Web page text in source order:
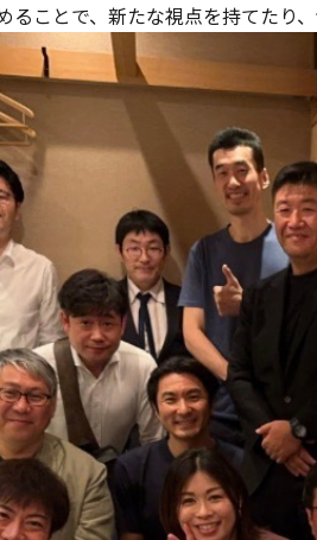
ることで、新たな視点を持てたり